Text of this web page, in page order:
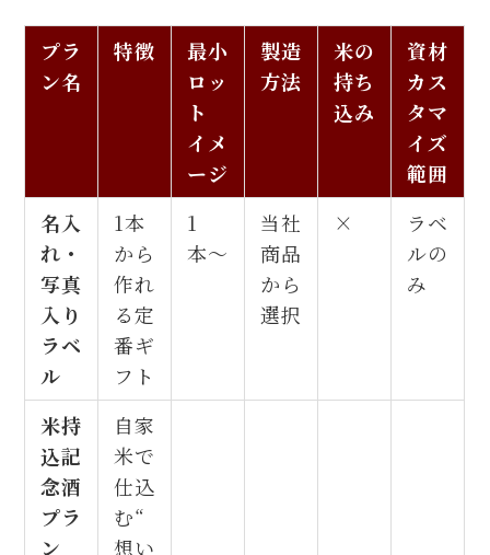
プラ
ン名
特徴
最小
ロッ
ト
イメ
ージ
製造
方法
米の
持ち
込み
資材
カス
タマ
イズ
範囲
名入
れ・
写真
入り
ラベ
ル
1本
から
作れ
る定
番ギ
フト
1
本〜
当社
商品
から
選択
×
ラベ
ルの
み
米持
込記
念酒
プラ
ン
自家
米で
仕込
む“
想い